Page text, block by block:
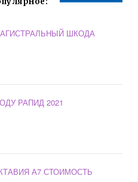
ШКОДА
РАПИД 2021
А7 СТОИМОСТЬ